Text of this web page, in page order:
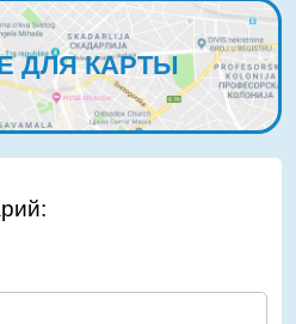
ДЛЯ КАРТЫ